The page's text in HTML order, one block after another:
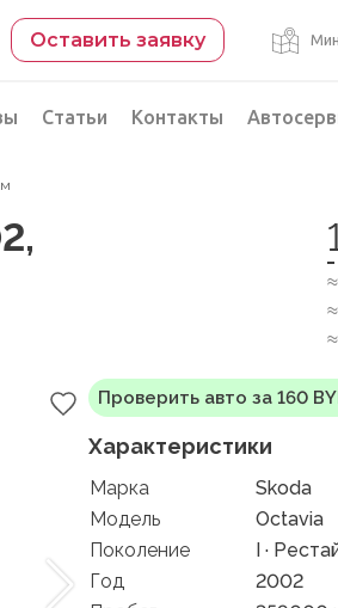
Оставить заявку
автомобиля из Китая
Статьи Контакты
Проверить авто за 160
Характеристики
Марка
Skoda
Модель
Octavia
Поколение
I ·
Год
2002